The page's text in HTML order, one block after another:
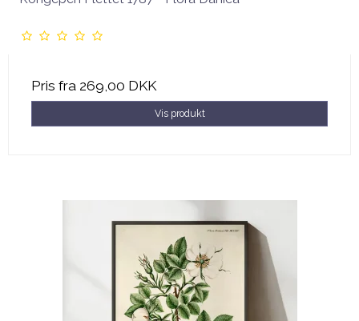
Pris fra 269,00 DKK
Vis produkt